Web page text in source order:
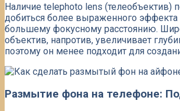
Наличие telephoto lens (телеобъектив)
добиться более выраженного эффекта
большему фокусному расстоянию.
объектив, напротив, увеличивает
поэтому он менее подходит для
Размытие фона на телефоне: